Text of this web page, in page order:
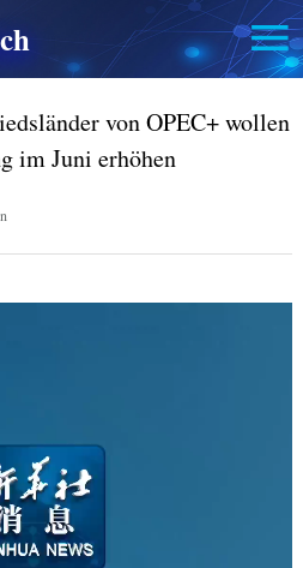
von OPEC+ wollen
im Juni erhöhen